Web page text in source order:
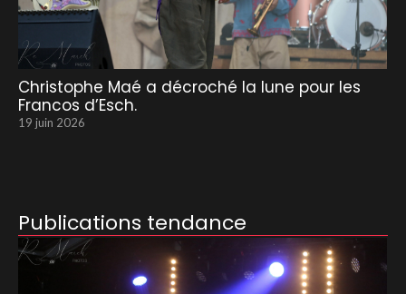
Christophe Maé a décroché la lune pour les
Francos d’Esch.
19 juin 2026
Publications tendance